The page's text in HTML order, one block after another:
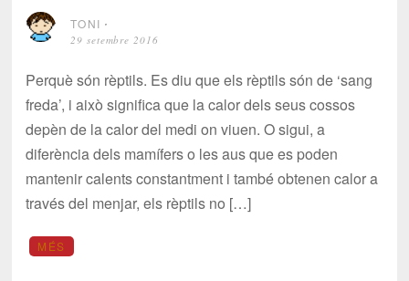
TONI ⋅
29 setembre 2016
Perquè són rèptils. Es diu que els rèptils són de ‘sang
freda’, i això significa que la calor dels seus cossos
depèn de la calor del medi on viuen. O sigui, a
diferència dels mamífers o les aus que es poden
mantenir calents constantment i també obtenen calor a
través del menjar, els rèptils no […]
MÉS